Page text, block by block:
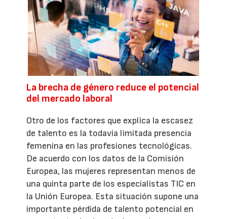
La brecha de género reduce el potencial
del mercado laboral
Otro de los factores que explica la escasez
de talento es la todavía limitada presencia
femenina en las profesiones tecnológicas.
De acuerdo con los datos de la Comisión
Europea, las mujeres representan menos de
una quinta parte de los especialistas TIC en
la Unión Europea. Esta situación supone una
importante pérdida de talento potencial en